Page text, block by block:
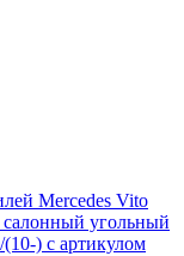
Mercedes Vito
угольный
) с артикулом